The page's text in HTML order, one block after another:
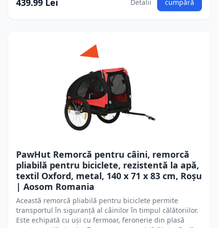
439.99 Lei Detalii cumpără
PawHut Remorcă pentru câini, remorcă
pliabilă pentru biciclete, rezistentă la apă,
textil Oxford, metal, 140 x 71 x 83 cm, Roșu
| Aosom Romania
Această remorcă pliabilă pentru biciclete permite
transportul în siguranță al câinilor în timpul călătoriilor.
Este echipată cu uși cu fermoar, feronerie din plasă